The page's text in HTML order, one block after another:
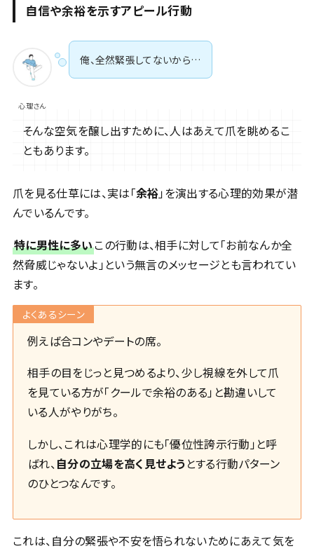
自信や余裕を示すアピール行動
心理さん
俺、全然緊張してないから…
そんな空気を醸し出すために、人はあえて爪を眺めるこ
ともあります。
爪を見る仕草には、実は「余裕」を演出する心理的効果が潜
んでいるんです。
特に男性に多いこの行動は、相手に対して「お前なんか全
然脅威じゃないよ」という無言のメッセージとも言われてい
ます。
よくあるシーン
例えば合コンやデートの席。
相手の目をじっと見つめるより、少し視線を外して爪
を見ている方が「クールで余裕のある」と勘違いして
いる人がやりがち。
しかし、これは心理学的にも「優位性誇示行動」と呼
ばれ、自分の立場を高く見せようとする行動パターン
のひとつなんです。
これは、自分の緊張や不安を悟られないためにあえて気を